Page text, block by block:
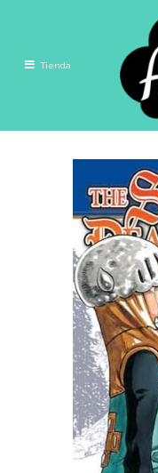
Tienda